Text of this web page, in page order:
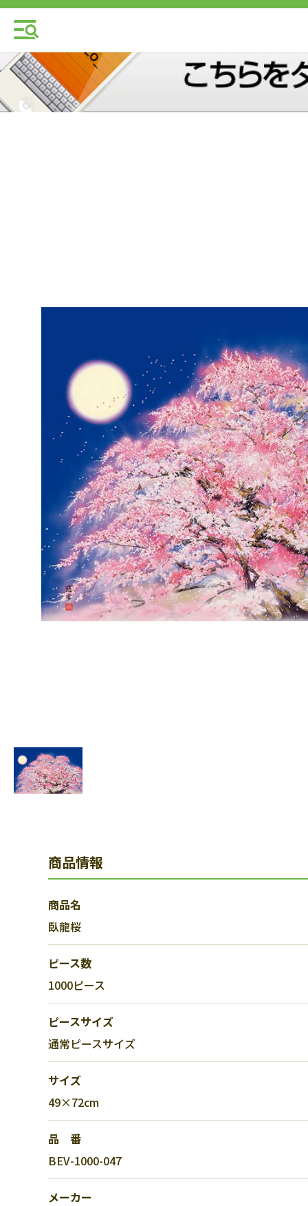
商品情報
商品名
臥龍桜
ピース数
1000ピース
ピースサイズ
通常ピースサイズ
サイズ
49×72cm
品 番
BEV-1000-047
メーカー